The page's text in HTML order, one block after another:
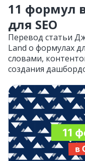
11 формул
для SEO
Перевод статьи
Land о формулах
словами,
создания